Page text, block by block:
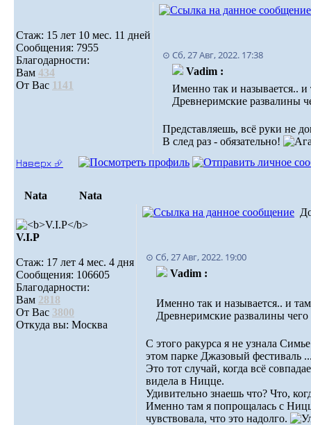
Стаж: 15 лет 10 мес. 11 дней
Сообщения: 7955
Благодарности:
Вам 434
От Вас 1141
⊙ Сб, 27 Авг, 2022. 17:38
Vadim :
Именно так и называется.. и
Древнеримские развалины
Представляешь, всё руки не
В след раз - обязательно!
Наверх ⮵
Nata Nata
V.I.Р
Стаж: 17 лет 4 мес. 4 дня
Сообщения: 106605
Благодарности:
Вам 2818
От Вас 3800
Откуда вы: Москва
⊙ Сб, 27 Авг, 2022. 19:00
Vadim :
Именно так и называется.. и там
Древнеримские развалины чего
С этого ракурса я не узнала
этом парке Джазовый фестиваль
Это тот случай, когда всё
видела в Ницце.
Удивительно знаешь что? Что,
Именно там я попрощалась с
чувствовала, что это надолго.